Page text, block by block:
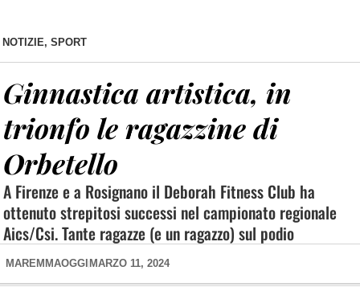
NOTIZIE, SPORT
Ginnastica artistica, in
trionfo le ragazzine di
Orbetello
A Firenze e a Rosignano il Deborah Fitness Club ha
ottenuto strepitosi successi nel campionato regionale
Aics/Csi. Tante ragazze (e un ragazzo) sul podio
MAREMMAOGGI MARZO 11, 2024